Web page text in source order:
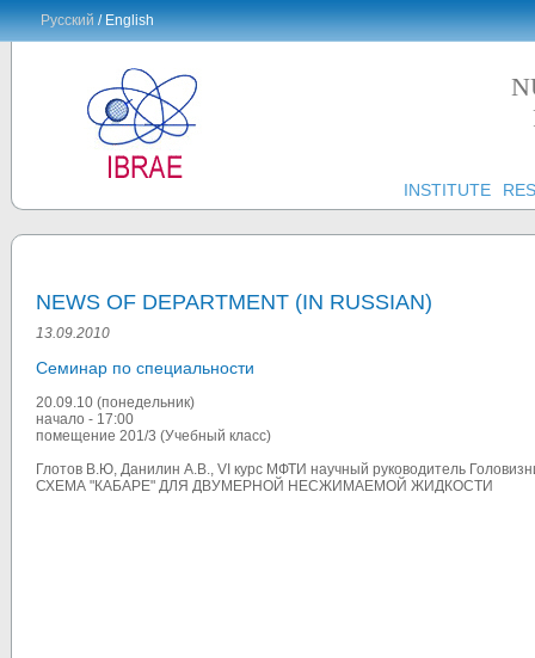
Русский/ English
INSTITUTE
NEWS OF DEPARTMENT (IN RUSSIAN)
13.09.2010
Семинар по специальности
20.09.10 (понедельник)
начало - 17:00
помещение 201/3 (Учебный класс)
Глотов В.Ю, Данилин А.В., VI курс МФТИ научный руководитель
СХЕМА "КАБАРЕ" ДЛЯ ДВУМЕРНОЙ НЕСЖИМАЕМОЙ ЖИДКОСТИ